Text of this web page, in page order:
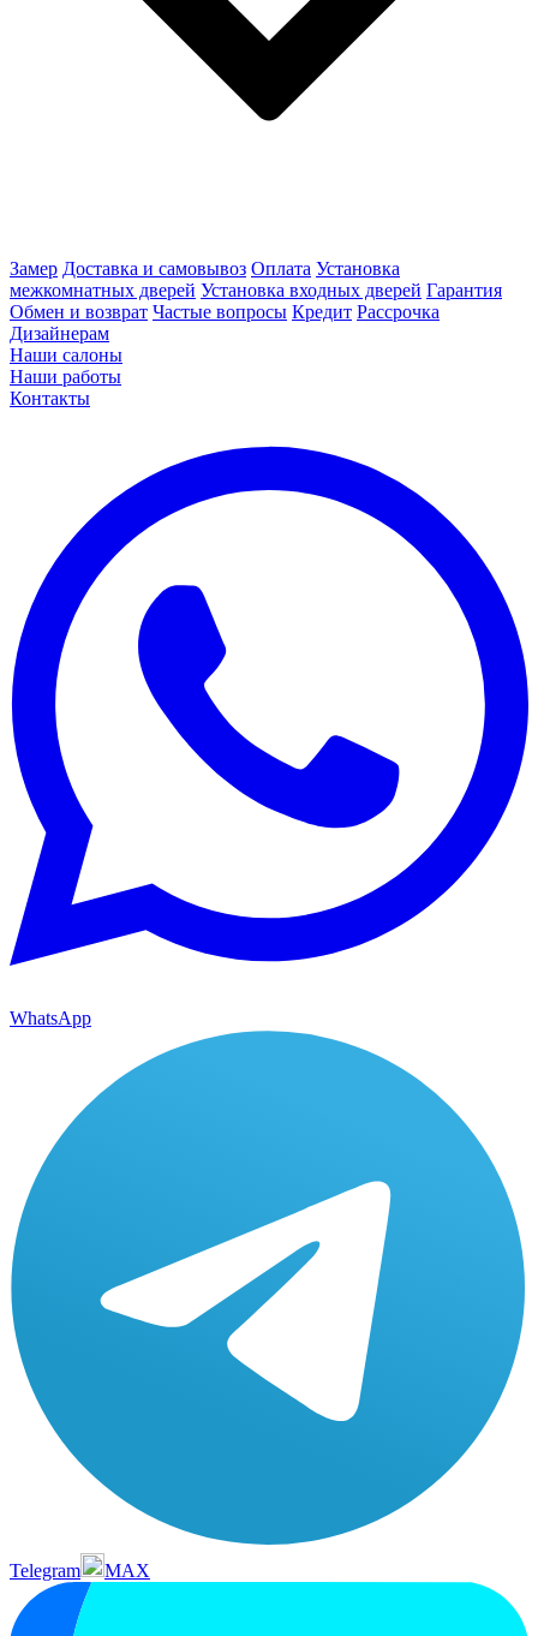
Замер Доставка и самовывоз Оплата Установка
межкомнатных дверей Установка входных дверей Гарантия
Обмен и возврат Частые вопросы Кредит Рассрочка
Дизайнерам
Наши салоны
Наши работы
Контакты
WhatsApp
Telegram MAX